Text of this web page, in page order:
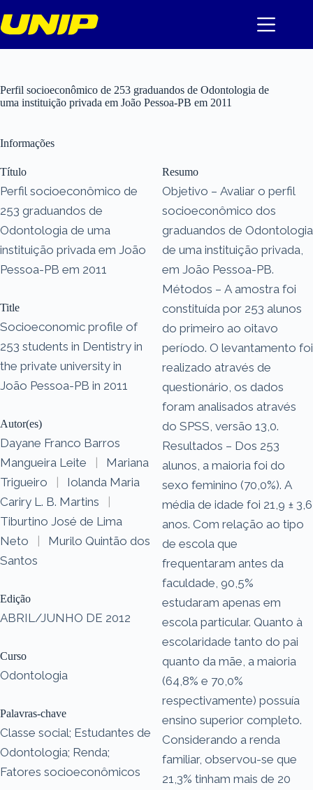
para
o
Perfil socioeconômico de 253 graduandos de Odontologia de
uma instituição privada em João Pessoa-PB em 2011
Informações
Título
Perfil socioeconômico de
253 graduandos de
Odontologia de uma
instituição privada em João
Pessoa-PB em 2011
Title
Socioeconomic profile of
253 students in Dentistry in
the private university in
João Pessoa-PB in 2011
Autor(es)
Dayane Franco Barros
Mangueira Leite
|
Mariana
Trigueiro
|
Iolanda Maria
Cariry L. B. Martins
|
Tiburtino José de Lima
Neto
|
Murilo Quintão dos
Santos
Edição
ABRIL/JUNHO DE 2012
Curso
Odontologia
Palavras-chave
Classe social; Estudantes de
Odontologia; Renda;
Fatores socioeconômicos
Resumo
Objetivo – Avaliar o perfil
socioeconômico dos
graduandos de Odontologia
de uma instituição privada,
em João Pessoa-PB.
Métodos – A amostra foi
constituída por 253 alunos
do primeiro ao oitavo
período. O levantamento foi
realizado através de
questionário, os dados
foram analisados através
do SPSS, versão 13,0.
Resultados – Dos 253
alunos, a maioria foi do
sexo feminino (70,0%). A
média de idade foi 21,9 ± 3,6
anos. Com relação ao tipo
de escola que
frequentaram antes da
faculdade, 90,5%
estudaram apenas em
escola particular. Quanto à
escolaridade tanto do pai
quanto da mãe, a maioria
(64,8% e 70,0%
respectivamente) possuía
ensino superior completo.
Considerando a renda
familiar, observou-se que
21,3% tinham mais de 20